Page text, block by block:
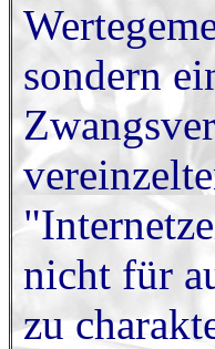
sondern
nicht für
zu